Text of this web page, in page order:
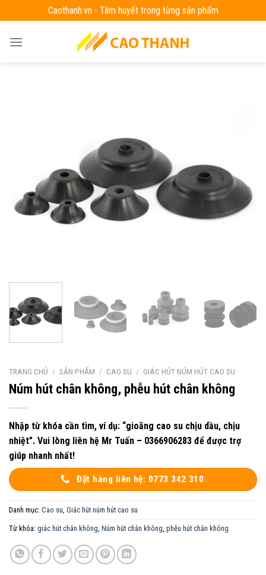
to
content
Caothanh.vn - Tâm huyết trong từng sản phẩm
TRANG CHỦ / SẢN PHẨM / CAO SU / GIÁC HÚT NÚM HÚT CAO SU
Núm hút chân không, phễu hút chân không
Nhập từ khóa cần tìm, ví dụ: “gioăng cao su chịu dầu, chịu
nhiệt”. Vui lòng liên hệ Mr Tuấn – 0366906283 để được trợ
giúp nhanh nhất!
Đặt hàng liên hệ: 0773 342 310
Danh mục: Cao su Giác hút núm hút cao su
Từ khóa: giác hút chân không Núm hút chân không phễu hút chân không